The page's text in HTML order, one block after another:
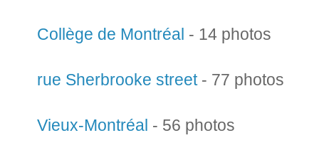
Collège de Montréal - 14 photos
rue Sherbrooke street- 77 photos
Vieux-Montréal - 56 photos